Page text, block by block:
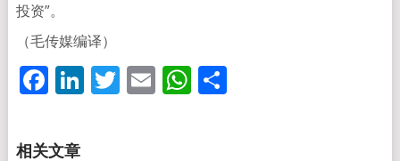
投资”。
（毛传媒编译）
Facebook
LinkedIn
Twitter
EmailWhatsApp
分